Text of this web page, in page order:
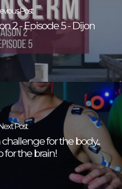
Post
2 - Episode 5 - Dijon
Post
for the body...
for the brain!